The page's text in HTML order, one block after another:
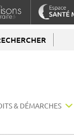
& DÉMARCHES